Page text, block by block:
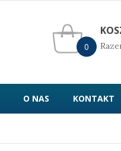
0
O NAS KONTAKT